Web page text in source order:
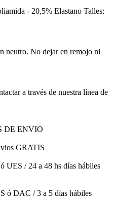
- 20,5% Elastano Talles:
neutro. No dejar en remojo ni
a través de nuestra línea de
DE ENVIO
GRATIS
UES / 24 a 48 hs días hábiles
ó DAC / 3 a 5 días hábiles